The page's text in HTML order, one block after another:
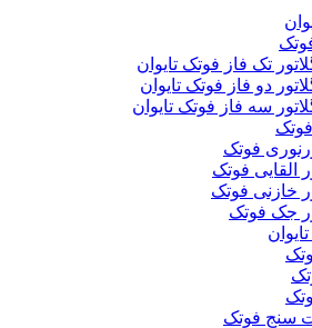
تک فاز فوتک تایوان
دو فاز فوتک تایوان
سه فاز فوتک تایوان
فوتک
القایی فوتک
خازنی فوتک
جک فوتک
سنج فوتک